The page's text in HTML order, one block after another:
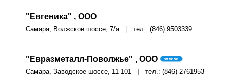
"Евгеника" , ООО
Самара, Волжское шоссе, 7/а тел.: (846) 9503339
"Евразметалл-Поволжье" , ООО
Самара, Заводское шоссе, 11-101 тел.: (846) 2761953